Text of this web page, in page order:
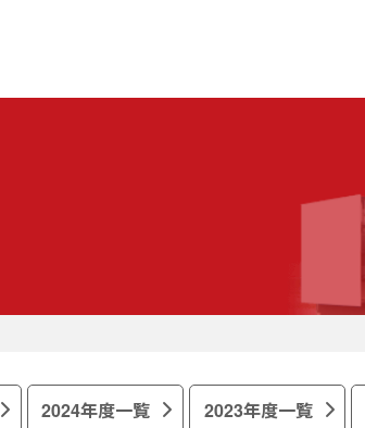
2024年度一覧 2023年度一覧